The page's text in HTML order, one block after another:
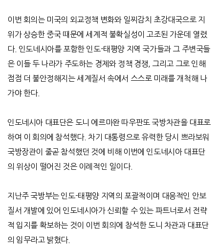
이번 회의는 미국의 외교정책 변화와 일찌감치 초강대국으로 지
위가 상승한 중국 때문에 세계적 불확실성이 고조된 가운데 열렸
다. 인도네시아를 포함한 인도-태평양 지역 국가들과 그 주변국들
은 이들 두 나라가 주도하는 경제와 정책 경쟁, 그리고 그로 인해
점점 더 불안정해지는 세계질서 속에서 스스로 미래를 개척해 나
가야 한다.
인도네시아 대표단은 도니 에르마완 따우판또 국방차관을 대표로
하여 이 회의에 참석했다.차기 대통령으로 유력한 당시 쁘라보워
국방장관이 줄곧 참석했던 것에 비해 이번에 인도네시아 대표단
의 위상이 떨어진 것은 이례적인 일이다.
지난주 국방부는 인도-태평양 지역의 포괄적이며 대응적인 안보
질서 개발에 있어 인도네시아가 신뢰할 수 있는 파트너로서 전략
적 입지를 확보하는 것이 이번 회의에 참석한 도니 차관과 대표단
의 임무라고 밝혔다.